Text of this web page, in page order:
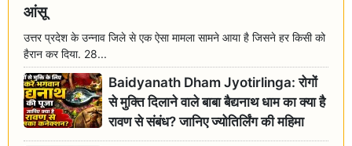
आंसू
उत्तर प्रदेश के उन्नाव जिले से एक ऐसा मामला सामने आया है जिसने हर किसी को
हैरान कर दिया. 28...
Baidyanath Dham Jyotirlinga: रोगों
से मुक्ति दिलाने वाले बाबा बैद्यनाथ धाम का क्या है
रावण से संबंध? जानिए ज्योतिर्लिंग की महिमा